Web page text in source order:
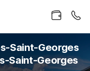
Saint-Georges
Saint-Georges